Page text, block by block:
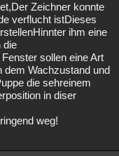
Zeichner konnte
verflucht istDieses
ihm eine
die
sollen eine Art
dem Wachzustand und
die sehreinem
in diser
weg!